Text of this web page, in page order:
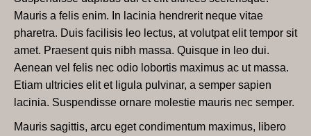
Mauris a felis enim. In lacinia hendrerit neque vitae
pharetra. Duis facilisis leo lectus, at volutpat elit tempor sit
amet. Praesent quis nibh massa. Quisque in leo dui.
Aenean vel felis nec odio lobortis maximus ac ut massa.
Etiam ultricies elit et ligula pulvinar, a semper sapien
lacinia. Suspendisse ornare molestie mauris nec semper.
Mauris sagittis, arcu eget condimentum maximus, libero